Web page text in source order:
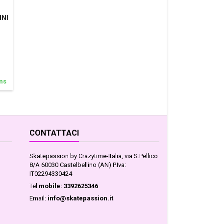
CONTATTACI
Skatepassion by Crazytime-Italia, via S.Pellico
8/A 60030 Castelbellino (AN) P.Iva:
IT02294330424
Tel mobile: 3392625346
Email: info@skatepassion.it